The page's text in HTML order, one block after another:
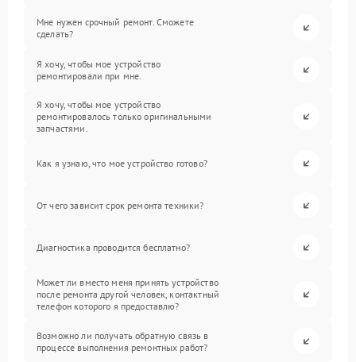
Мне нужен срочный ремонт. Сможете
сделать?
Я хочу, чтобы мое устройство
ремонтировали при мне.
Я хочу, чтобы мое устройство
ремонтировалось только оригинальными
запчастями.
Как я узнаю, что мое устройство готово?
От чего зависит срок ремонта техники?
Диагностика проводится бесплатно?
Может ли вместо меня принять устройство
после ремонта другой человек, контактный
телефон которого я предоставлю?
Возможно ли получать обратную связь в
процессе выполнения ремонтных работ?